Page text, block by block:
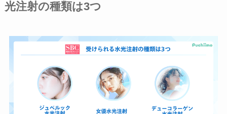
光注射の種類は3つ